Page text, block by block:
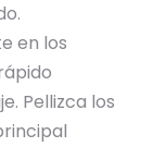
en los
Pellizca los